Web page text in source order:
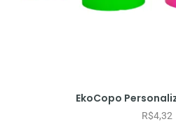
EkoCopo
R$4,32